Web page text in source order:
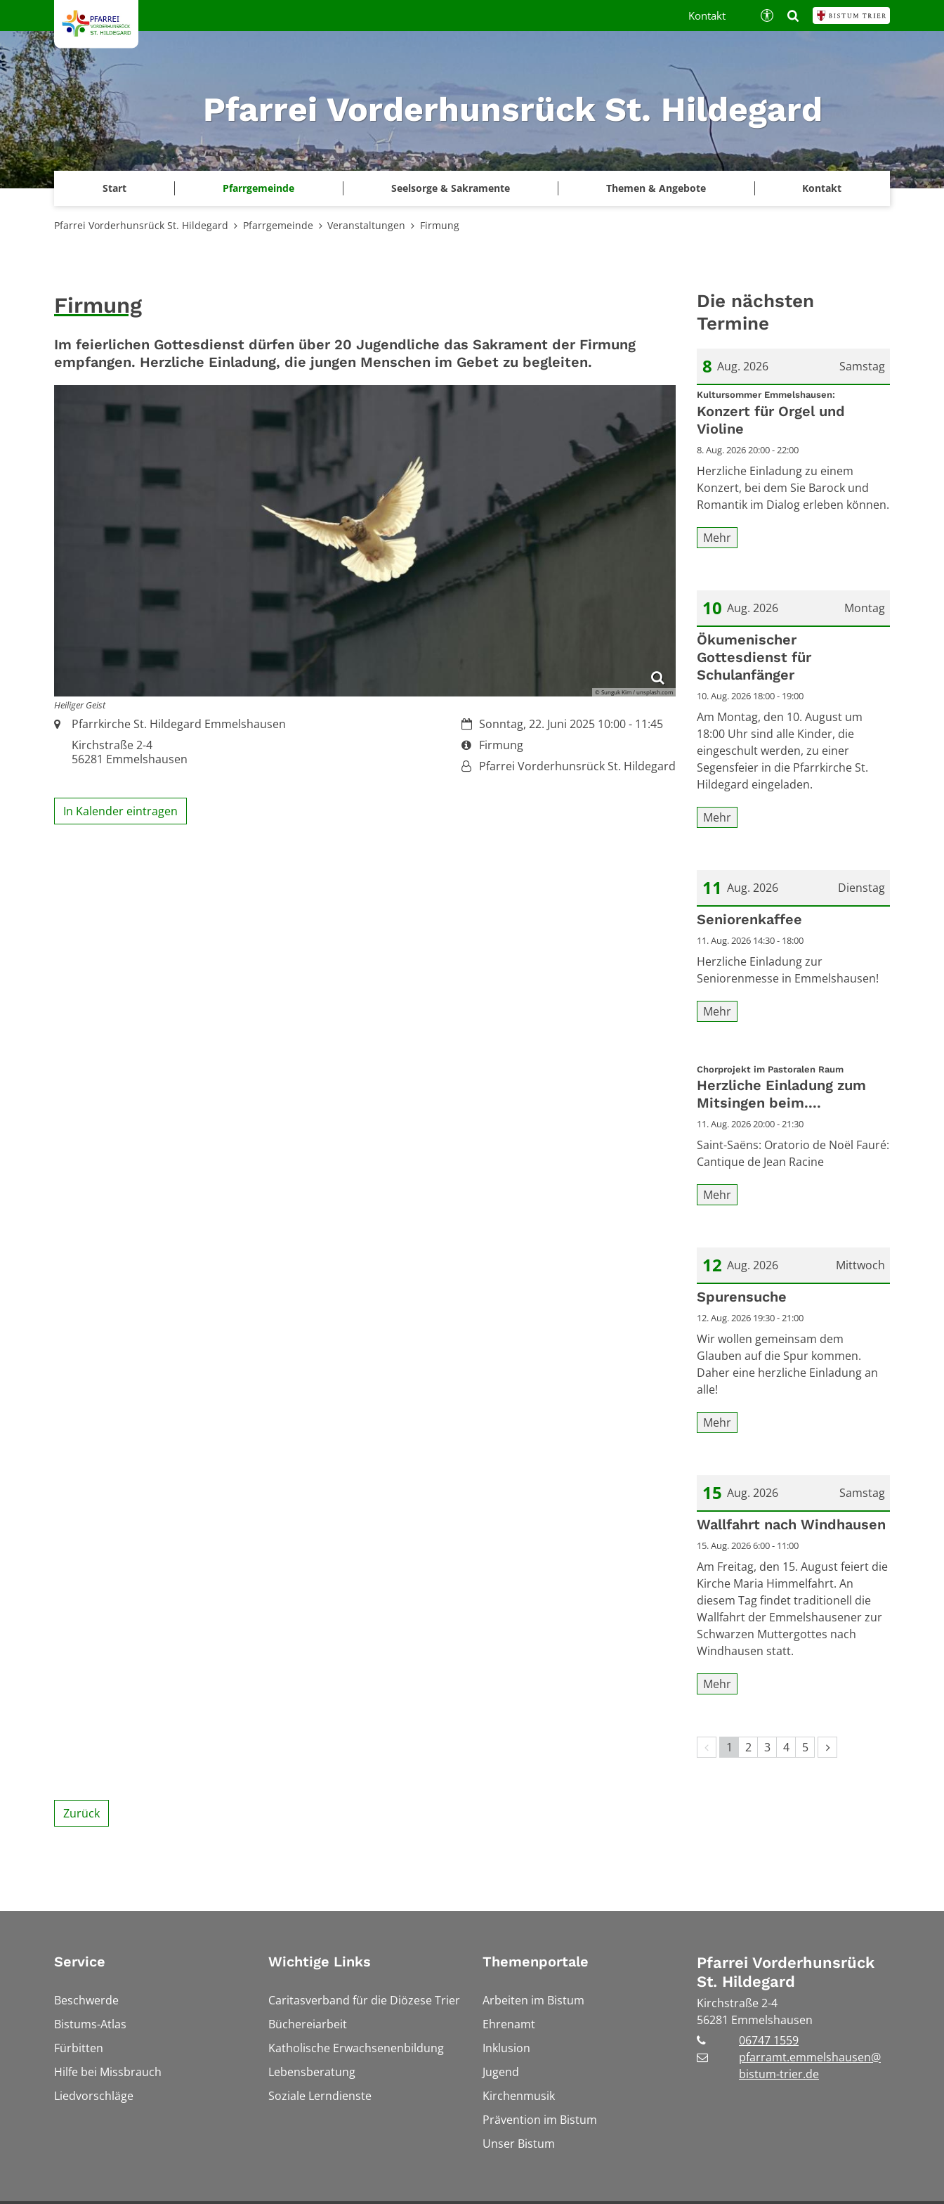
Zum Inhalt springen
Pfarrei Vorderhunsrück St. Hildegard
Start Pfarrgemeinde Seelsorge & Sakramente Themen & Angebote Kontakt
Kontakt
Pfarrei Vorderhunsrück St. Hildegard Pfarrgemeinde Veranstaltungen Firmung
Firmung
Im feierlichen Gottesdienst dürfen über 20 Jugendliche das Sakrament der Firmung
empfangen. Herzliche Einladung, die jungen Menschen im Gebet zu begleiten.
© Sunguk Kim / unsplash.com
Heiliger Geist
Datum:Sonntag, 22. Juni 2025 10:00 - 11:45
Art bzw. Nummer:
Firmung
Von:Pfarrei Vorderhunsrück St. Hildegard
Ort:Pfarrkirche St. Hildegard Emmelshausen
Kirchstraße 2-4
56281 Emmelshausen
In Kalender eintragen
Die nächsten
Termine
Samstag
8 Aug. 2026
Datum: 8. August 2026
Kultursommer Emmelshausen:
Konzert für Orgel und
Violine
8. Aug. 2026 20:00 - 22:00
Herzliche Einladung zu einem
Konzert, bei dem Sie Barock und
Romantik im Dialog erleben können.
Mehr
Montag
10 Aug. 2026
Datum: 10. August 2026
Ökumenischer
Gottesdienst für
Schulanfänger
10. Aug. 2026 18:00 - 19:00
Am Montag, den 10. August um
18:00 Uhr sind alle Kinder, die
eingeschult werden, zu einer
Segensfeier in die Pfarrkirche St.
Hildegard eingeladen.
Mehr
Dienstag
11 Aug. 2026
Datum: 11. August 2026
Seniorenkaffee
11. Aug. 2026 14:30 - 18:00
Herzliche Einladung zur
Seniorenmesse in Emmelshausen!
Mehr
Chorprojekt im Pastoralen Raum:
Herzliche Einladung zum
Mitsingen beim....
11. Aug. 2026 20:00 - 21:30
Saint-Saëns: Oratorio de Noël Fauré:
Cantique de Jean Racine
Mehr
Mittwoch
12 Aug. 2026
Datum: 12. August 2026
Spurensuche
12. Aug. 2026 19:30 - 21:00
Wir wollen gemeinsam dem
Glauben auf die Spur kommen.
Daher eine herzliche Einladung an
alle!
Mehr
Samstag
15 Aug. 2026
Datum: 15. August 2026
Wallfahrt nach Windhausen
15. Aug. 2026 6:00 - 11:00
Am Freitag, den 15. August feiert die
Kirche Maria Himmelfahrt. An
diesem Tag findet traditionell die
Wallfahrt der Emmelshausener zur
Schwarzen Muttergottes nach
Windhausen statt.
Mehr
Vorherige Seite
1 2 3 4 5 Nächste Seite
Zurück
Service
Beschwerde
Bistums-Atlas
Fürbitten
Hilfe bei Missbrauch
Liedvorschläge
Wichtige Links
Caritasverband für die Diözese Trier
Büchereiarbeit
Katholische Erwachsenenbildung
Lebensberatung
Soziale Lerndienste
Themenportale
Arbeiten im Bistum
Ehrenamt
Inklusion
Jugend
Kirchenmusik
Prävention im Bistum
Unser Bistum
Pfarrei Vorderhunsrück
St. Hildegard
Kirchstraße 2-4
56281 Emmelshausen
06747 1559
pfarramt.emmelshausen@
bistum-trier.de